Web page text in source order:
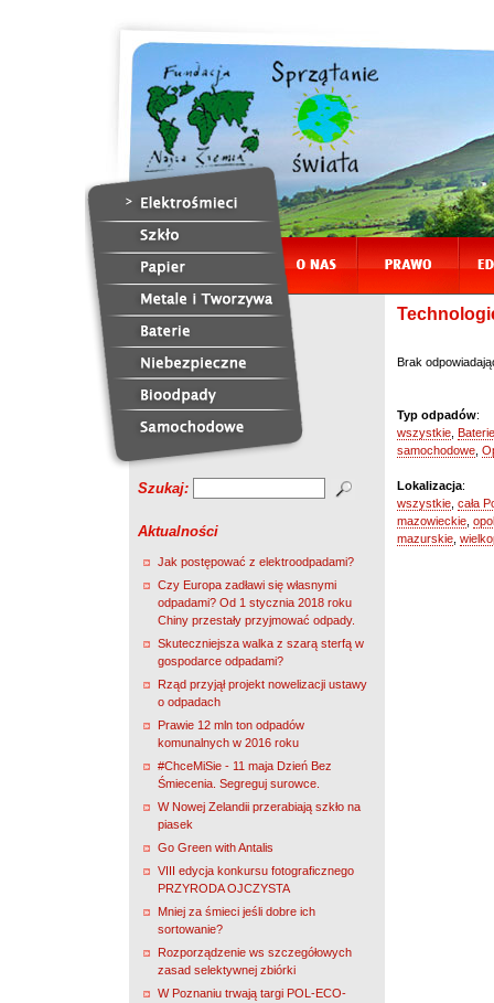
Szukaj:
Aktualności
Jak postępować z elektroodpadami?
Czy Europa zadławi się własnymi
odpadami? Od 1 stycznia 2018 roku
Chiny przestały przyjmować odpady.
Skuteczniejsza walka z szarą sterfą w
gospodarce odpadami?
Rząd przyjął projekt nowelizacji ustawy
o odpadach
Prawie 12 mln ton odpadów
komunalnych w 2016 roku
#ChceMiSie - 11 maja Dzień Bez
Śmiecenia. Segreguj surowce.
W Nowej Zelandii przerabiają szkło na
piasek
Go Green with Antalis
VIII edycja konkursu fotograficznego
PRZYRODA OJCZYSTA
Mniej za śmieci jeśli dobre ich
sortowanie?
Rozporządzenie ws szczegółowych
zasad selektywnej zbiórki
W Poznaniu trwają targi POL-ECO-
Brak
Typ odpadów:
wszystkie Baterie
samochodowe
Lokalizacja:
wszystkie cała
mazowieckie
mazurskie